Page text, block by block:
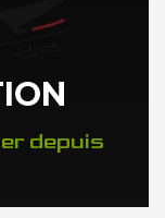
depuis